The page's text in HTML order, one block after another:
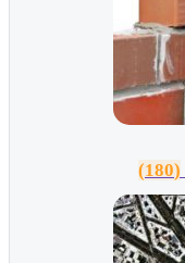
(180)